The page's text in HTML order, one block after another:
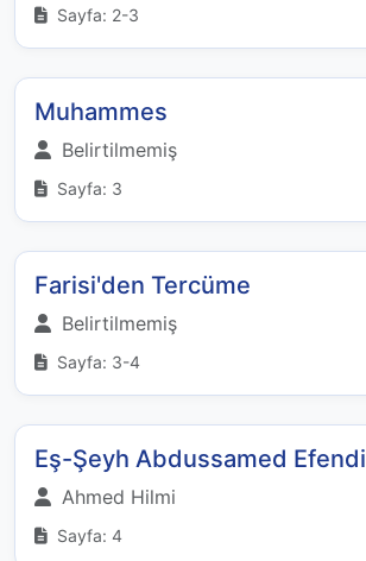
Sayfa: 2-3
Muhammes
Belirtilmemiş
Sayfa: 3
Farisi'den Tercüme
Belirtilmemiş
Sayfa: 3-4
Eş-Şeyh Abdussamed Efendi
Ahmed Hilmi
Sayfa: 4